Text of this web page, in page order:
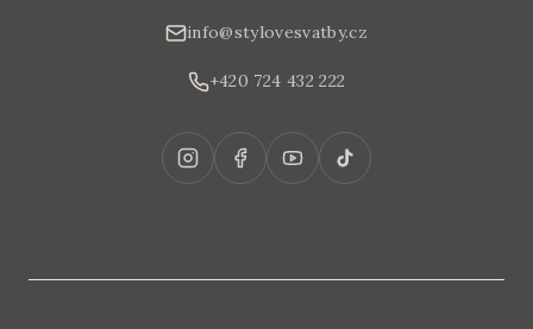
info@stylovesvatby.cz
+420 724 432 222